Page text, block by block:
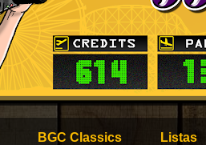
BGC Classics Listas